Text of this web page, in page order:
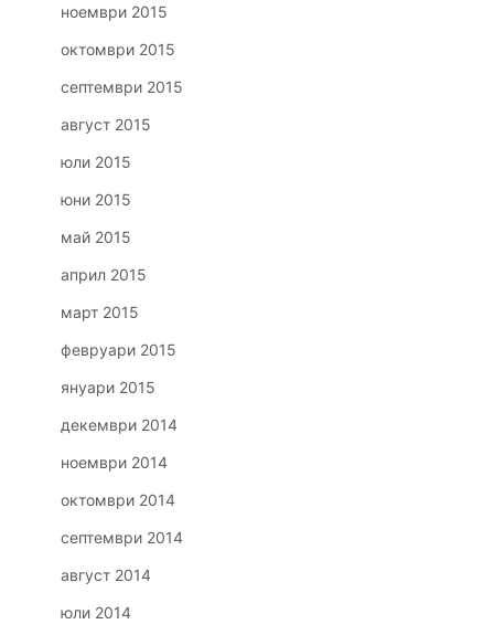
ноември 2015
октомври 2015
септември 2015
август 2015
юли 2015
юни 2015
май 2015
април 2015
март 2015
февруари 2015
януари 2015
декември 2014
ноември 2014
октомври 2014
септември 2014
август 2014
юли 2014